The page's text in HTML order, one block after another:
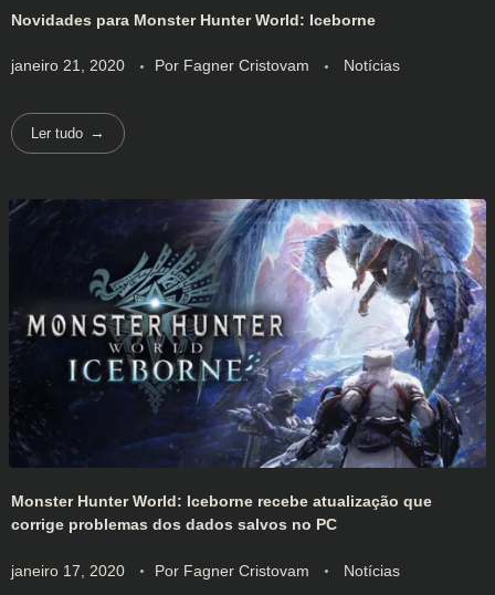
Novidades para Monster Hunter World: Iceborne
janeiro 21, 2020 Por Fagner Cristovam Notícias
Ler tudo
Monster Hunter World: Iceborne recebe atualização que
corrige problemas dos dados salvos no PC
janeiro 17, 2020 Por Fagner Cristovam Notícias